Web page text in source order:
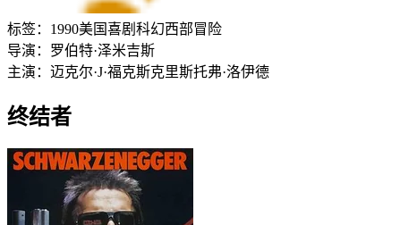
标签： 1990美国喜剧 科幻西部冒险
导演： 罗伯特·泽米吉斯
主演： 迈克尔·J·福克斯克里斯托弗·洛伊德
终结者